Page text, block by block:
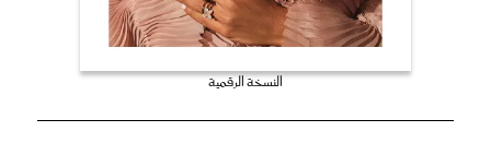
النسخة الرقمية